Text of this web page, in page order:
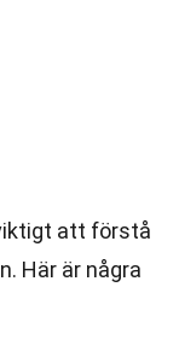
att förstå
Här är några